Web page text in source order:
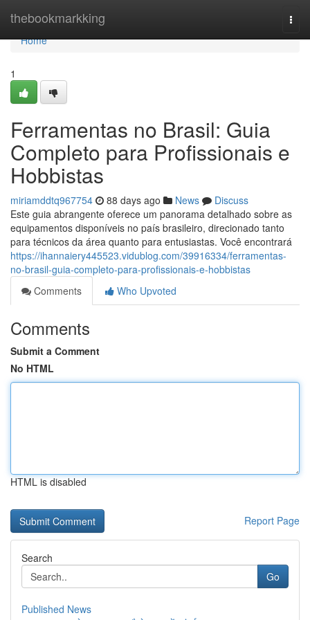
thebookmarkking
Home
Home
1
Ferramentas no Brasil: Guia
Completo para Profissionais e
Hobbistas
miriamddtq967754 88 days ago News
Discuss
Este guia abrangente oferece um panorama detalhado sobre as
equipamentos disponíveis no país brasileiro, direcionado tanto
para técnicos da área quanto para entusiastas. Você encontrará
https://ihannaiery445523.vidublog.com/39916334/ferramentas-
no-brasil-guia-completo-para-profissionais-e-hobbistas
Comments
Who Upvoted
Comments
Submit a Comment
No HTML
HTML is disabled
Report Page
Search
Go
Published News